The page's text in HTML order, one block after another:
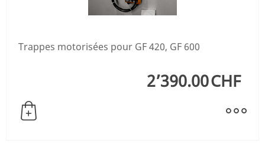
Trappes motorisées pour GF 420, GF 600
2’390.00CHF